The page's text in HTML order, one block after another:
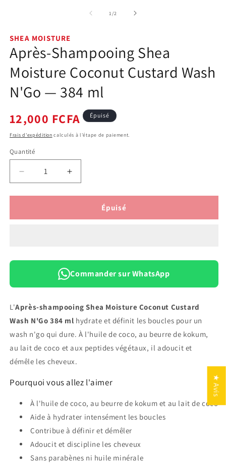
une
fenêtre
modale
1 /de2
SHEA MOISTURE
Après-Shampooing Shea
Moisture Coconut Custard Wash
N'Go — 384 ml
Prix
habituel
12,000 FCFA Épuisé
Frais d'expédition calculés à l'étape de paiement.
Quantité
Quantité
Réduire
la
quantité
Après-
Coconut
—
384
ml
Augmenter
la
quantité
Après-
Coconut
Custard
—
384
ml
Épuisé
Commander sur WhatsApp
L'Après-shampooing Shea Moisture Coconut Custard
Wash N'Go 384 ml hydrate et définit les boucles pour un
wash n'go qui dure. À l'huile de coco, au beurre de kokum,
au lait de coco et aux peptides végétaux, il adoucit et
démêle les cheveux.
Pourquoi vous allez l'aimer
À l'huile de coco, au beurre de kokum et au lait de coco
Aide à hydrater intensément les boucles
Contribue à définir et démêler
Adoucit et discipline les cheveux
Sans parabènes ni huile minérale
★ Avis